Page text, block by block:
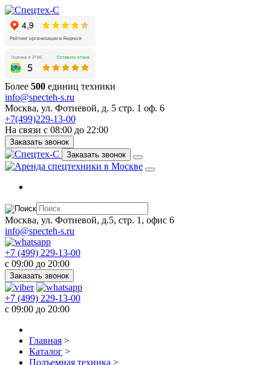
Более 500 единиц техники
info@specteh-s.ru
Москва, ул. Фотиевой, д. 5 стр. 1 оф. 6
+7(499)229-13-00
На связи с 08:00 до 22:00
Заказать звонок
Заказать звонок
Москва, ул. Фотиевой, д.5, стр. 1, офис 6
info@specteh-s.ru
+7 (499) 229-13-00
c 09:00 до 20:00
Заказать звонок
+7 (499) 229-13-00
c 09:00 до 20:00
Главная >
Каталог >
Подъемная техника >